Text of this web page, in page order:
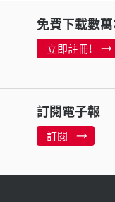
免費下載數
立即註冊!
訂閱電子報
訂閱